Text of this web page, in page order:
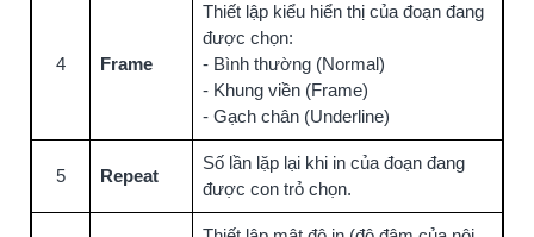
4 Frame
Thiết lập kiểu hiển thị của đoạn đang
được chọn:
- Bình thường (Normal)
- Khung viền (Frame)
- Gạch chân (Underline)
5 Repeat
Số lần lặp lại khi in của đoạn đang
được con trỏ chọn.